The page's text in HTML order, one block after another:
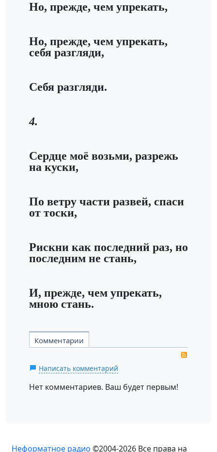
Но, прежде, чем упрекать,
Но, прежде, чем упрекать,
себя разгляди,
Себя разгляди.
4.
Сердце моё возьми, разрежь
на куски,
По ветру части развей, спаси
от тоски,
Рискни как последний раз, но
последним не стань,
И, прежде, чем упрекать,
мною стань.
Комментарии
Написать комментарий
Нет комментариев. Ваш будет первым!
Неформатное радио ©2004-2026 Все права на